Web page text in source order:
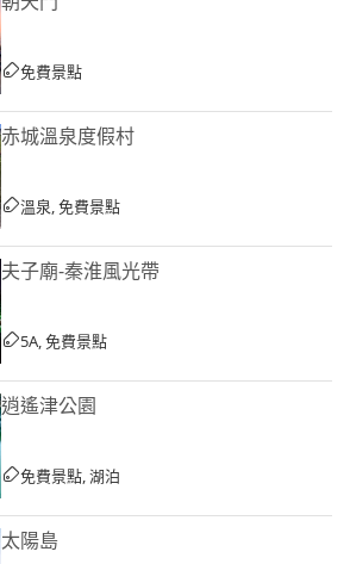
免費景點
赤城溫泉度假村
溫泉, 免費景點
夫子廟-秦淮風光帶
5A, 免費景點
逍遙津公園
免費景點, 湖泊
太陽島